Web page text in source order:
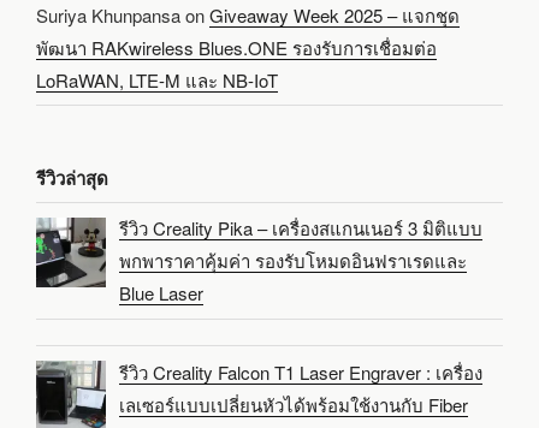
Suriya KhunpansaonGiveaway Week 2025 – แจกชุด
พัฒนา RAKwireless Blues.ONE รองรับการเชื่อมต่อ
LoRaWAN, LTE-M และ NB-IoT
รีวิวล่าสุด
รีวิว Creality Pika – เครื่องสแกนเนอร์ 3 มิติแบบ
พกพาราคาคุ้มค่า รองรับโหมดอินฟราเรดและ
Blue Laser
รีวิว Creality Falcon T1 Laser Engraver : เครื่อง
เลเซอร์แบบเปลี่ยนหัวได้พร้อมใช้งานกับ Fiber